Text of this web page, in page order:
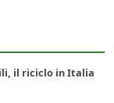
il riciclo in Italia